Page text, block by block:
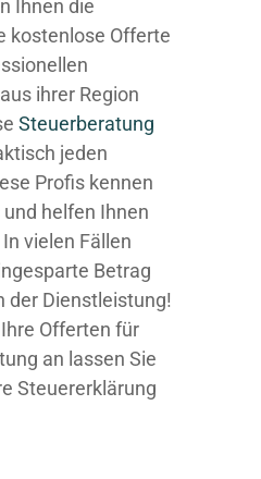
Ihnen die
kostenlose Offerte
ihrer Region
Steuerberatung
jeden
Profis kennen
helfen Ihnen
vielen Fällen
Betrag
der Dienstleistung!
Offerten für
an lassen Sie
Steuererklärung